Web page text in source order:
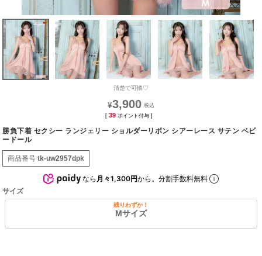
清楚で可憐♡
¥3,900
[ 39 ポイント付与 ]
勝負下着 セクシー ランジェリー ショルダーリボン シアーレース サテン ベビ
ードール
商品番号 tk-uw2957dpk
なら 月々1,300円から。分割手数料無料
サイズ
Mサイズ
残りわずか！